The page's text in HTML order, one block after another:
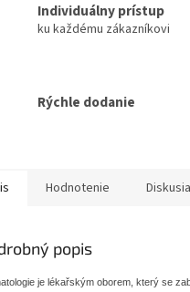
Individuálny prístup
ku každému zákazníkovi
Rýchle dodanie
Hodnotenie Diskusia
popis
je lékařským oborem, který se